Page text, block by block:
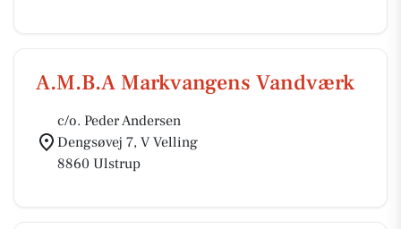
A.M.B.A Markvangens Vandværk
c/o. Peder Andersen
Dengsøvej 7, V Velling
8860 Ulstrup